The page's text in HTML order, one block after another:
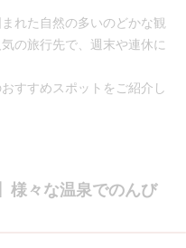
れた自然の多いのどかな観
の旅行先で、週末や連休に
すすめスポットをご紹介し
様々な温泉でのんび